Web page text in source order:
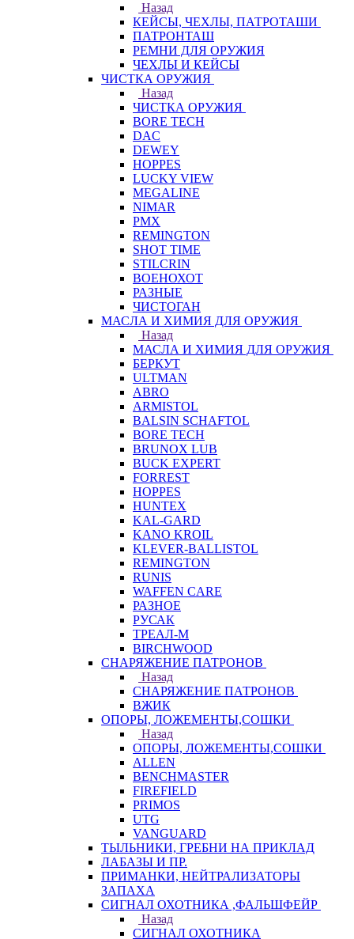
Назад
КЕЙСЫ, ЧЕХЛЫ, ПАТРОТАШИ
ПАТРОНТАШ
РЕМНИ ДЛЯ ОРУЖИЯ
ЧЕХЛЫ И КЕЙСЫ
ЧИСТКА ОРУЖИЯ
Назад
ЧИСТКА ОРУЖИЯ
BORE TECH
DAC
DEWEY
HOPPES
LUCKY VIEW
MEGALINE
NIMAR
PMX
REMINGTON
SHOT TIME
STILCRIN
ВОЕНОХОТ
РАЗНЫЕ
ЧИСТОГАН
МАСЛА И ХИМИЯ ДЛЯ ОРУЖИЯ
Назад
МАСЛА И ХИМИЯ ДЛЯ ОРУЖИЯ
БЕРКУТ
ULTMAN
ABRO
ARMISTOL
BALSIN SCHAFTOL
BORE TECH
BRUNOX LUB
BUCK EXPERT
FORREST
HOPPES
HUNTEX
KAL-GARD
KANO KROIL
KLEVER-BALLISTOL
REMINGTON
RUNIS
WAFFEN CARE
РАЗНОЕ
РУСАК
ТРЕАЛ-М
BIRCHWOOD
СНАРЯЖЕНИЕ ПАТРОНОВ
Назад
СНАРЯЖЕНИЕ ПАТРОНОВ
ВЖИК
ОПОРЫ, ЛОЖЕМЕНТЫ,СОШКИ
Назад
ОПОРЫ, ЛОЖЕМЕНТЫ,СОШКИ
ALLEN
BENCHMASTER
FIREFIELD
PRIMOS
UTG
VANGUARD
ТЫЛЬНИКИ, ГРЕБНИ НА ПРИКЛАД
ЛАБАЗЫ И ПР.
ПРИМАНКИ, НЕЙТРАЛИЗАТОРЫ
ЗАПАХА
СИГНАЛ ОХОТНИКА ,ФАЛЬШФЕЙР
Назад
СИГНАЛ ОХОТНИКА